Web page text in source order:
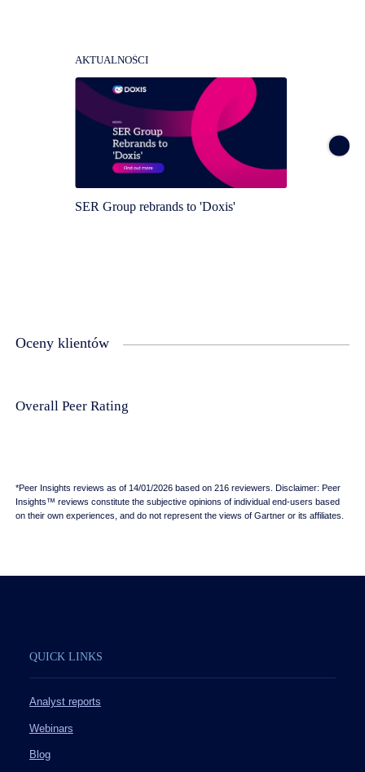
AKTUALNOŚCI
SER Group rebrands to 'Doxis'
Oceny klientów
Overall Peer Rating
*Peer Insights reviews as of 14/01/2026 based on 216 reviewers. Disclaimer: Peer
Insights™ reviews constitute the subjective opinions of individual end-users based
on their own experiences, and do not represent the views of Gartner or its affiliates.
QUICK LINKS
Analyst reports
Webinars
Blog